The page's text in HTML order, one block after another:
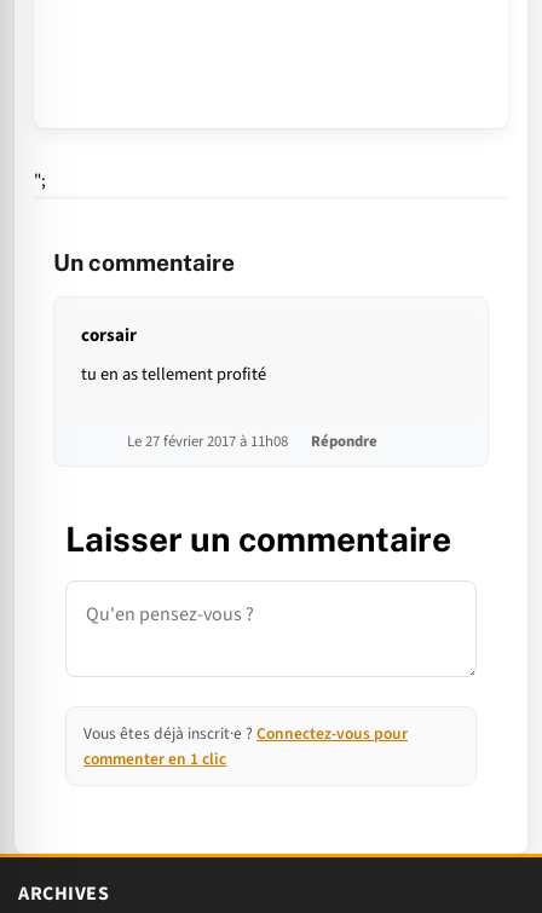
";
Un commentaire
corsair
tu en as tellement profité
Le 27 février 2017 à 11h08 Répondre
Laisser un commentaire
Commentaire
Vous êtes déjà inscrit·e ? Connectez-vous pour
commenter en 1 clic
ARCHIVES